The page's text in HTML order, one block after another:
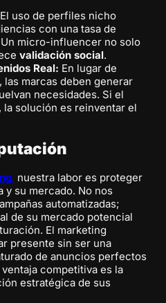
El uso de perfiles nicho
con una tasa de
Un micro-influencer no solo
validación social.
Real: En lugar de
las marcas deben generar
necesidades. Si el
la solución es reinventar el
, nuestra labor es proteger
y su mercado. No nos
automatizadas;
de su mercado potencial
El marketing
presente sin ser una
de anuncios perfectos
competitiva es la
estratégica de sus